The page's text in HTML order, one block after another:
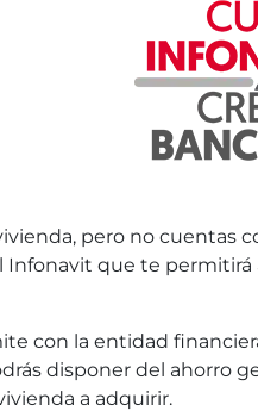
pero no cuentas
que te
con la entidad
disponer del ahorro
a adquirir.